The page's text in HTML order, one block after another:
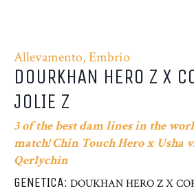
Allevamento, Embrio
DOURKHAN HERO Z X
JOLIE Z
3 of the best dam lines in the
match! Chin Touch Hero x Usha
Qerlychin
GENETICA: DOUKHAN HERO Z X